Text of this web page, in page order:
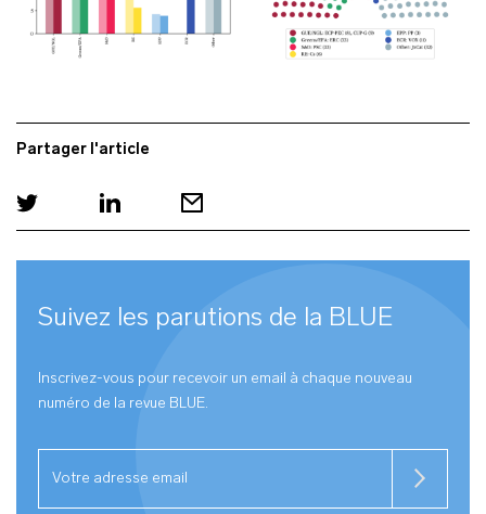
Partager l'article
Suivez les parutions de la BLUE
Inscrivez-vous pour recevoir un email à chaque nouveau
numéro de la revue BLUE.